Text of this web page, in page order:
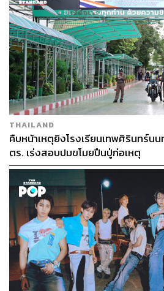
THAILAND
คืบหน้าเหตุยิงโรงเรียนเทพศิรินทร์น
ตร. เร่งสอบปมขโมยปืนปู่ก่อเหตุ